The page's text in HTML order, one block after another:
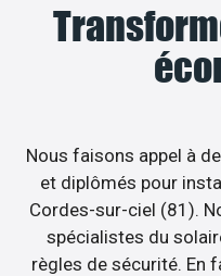
Nous faisons appel à
et diplômés pour
Cordes-sur-ciel (81).
spécialistes du
règles de sécurité. En